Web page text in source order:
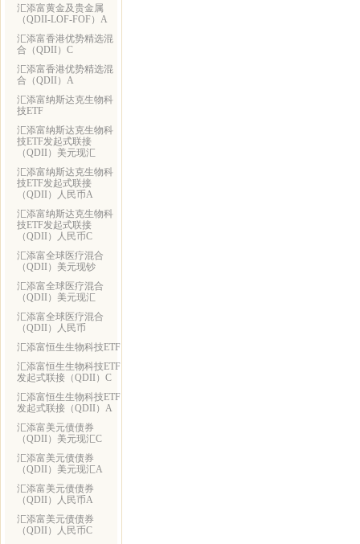
汇添富黄金及贵金属
（QDII-LOF-FOF）A
汇添富香港优势精选混
合（QDII）C
汇添富香港优势精选混
合（QDII）A
汇添富纳斯达克生物科
技ETF
汇添富纳斯达克生物科
技ETF发起式联接
（QDII）美元现汇
汇添富纳斯达克生物科
技ETF发起式联接
（QDII）人民币A
汇添富纳斯达克生物科
技ETF发起式联接
（QDII）人民币C
汇添富全球医疗混合
（QDII）美元现钞
汇添富全球医疗混合
（QDII）美元现汇
汇添富全球医疗混合
（QDII）人民币
汇添富恒生生物科技ETF
汇添富恒生生物科技ETF
发起式联接（QDII）C
汇添富恒生生物科技ETF
发起式联接（QDII）A
汇添富美元债债券
（QDII）美元现汇C
汇添富美元债债券
（QDII）美元现汇A
汇添富美元债债券
（QDII）人民币A
汇添富美元债债券
（QDII）人民币C